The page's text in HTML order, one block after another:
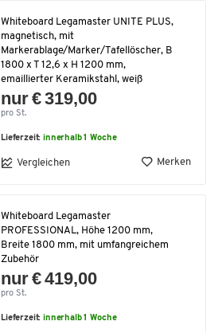
Whiteboard Legamaster UNITE PLUS,
magnetisch, mit
Markerablage/Marker/Tafellöscher, B
1800 x T 12,6 x H 1200 mm,
emaillierter Keramikstahl, weiß
nur € 319,00
pro St.
Lieferzeit:innerhalb 1 Woche
Vergleichen Merken
Whiteboard Legamaster
PROFESSIONAL, Höhe 1200 mm,
Breite 1800 mm, mit umfangreichem
Zubehör
nur € 419,00
pro St.
Lieferzeit:innerhalb 1 Woche